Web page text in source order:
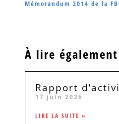
Mémorandum 2014 de la
À lire également
Rapport
17 juin 2026
LIRE LA SUITE »